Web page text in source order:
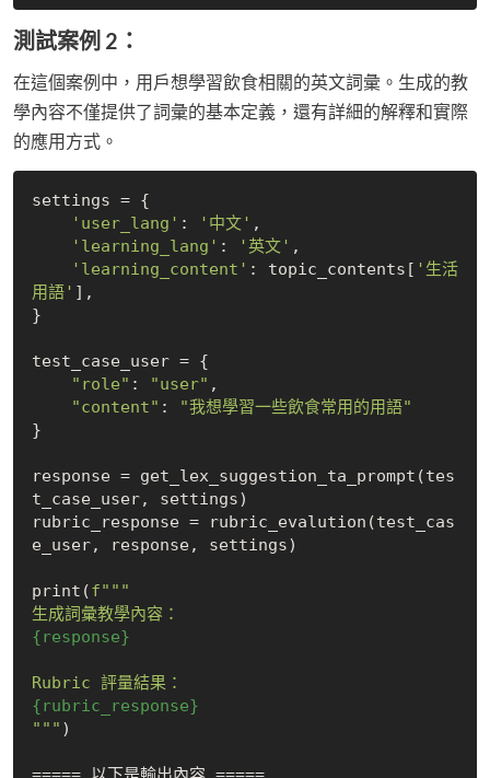
測試案例 2：
在這個案例中，用戶想學習飲食相關的英文詞彙。生成的教
學內容不僅提供了詞彙的基本定義，還有詳細的解釋和實際
的應用方式。
settings = {
'user_lang' : '中文' ,
'learning_lang' : '英文' ,
'learning_content' : topic_contents[ '生活
用語' ],
}
test_case_user = {
"role" : "user" ,
"content" :
"我想學習一些飲食常用的用語"
}
response = get_lex_suggestion_ta_prompt(tes
t_case_user, settings)
rubric_response = rubric_evalution(test_cas
e_user, response, settings)
print(f"""
{response}
{rubric_response}
""" )